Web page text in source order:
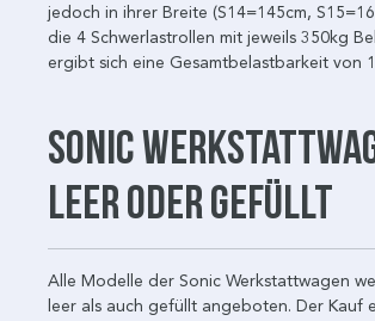
jedoch in ihrer Breite (S14=145cm,
die 4 Schwerlastrollen mit jeweils 350kg
ergibt sich eine Gesamtbelastbarkeit von
Sonic
leer oder gefüllt
Alle Modelle der Sonic Werkstattwagen
leer als auch gefüllt angeboten. Der Kauf